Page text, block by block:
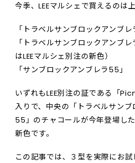
今季、LEEマルシェで買えるのは
「トラベルサンブロックアンブレ
「トラベルサンブロックアンブ
はLEEマルシェ別注の新色）
「サンブロックアンブレラ55」
いずれもLEE別注の証である「
入りで、中央の「トラベルサンブ
55」のチャコールが今年登場し
新色です。
この記事では、３型を実際にお